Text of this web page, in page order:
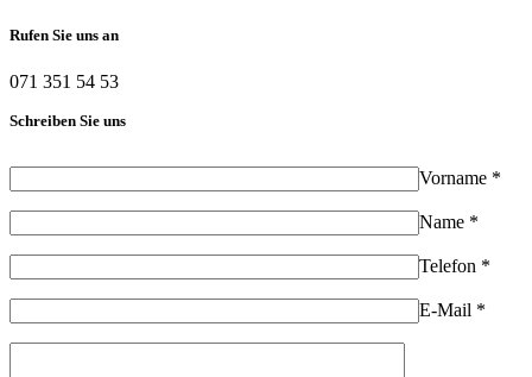
Rufen Sie uns an
071 351 54 53
Schreiben Sie uns
Vorname *
Name *
Telefon *
E-Mail *